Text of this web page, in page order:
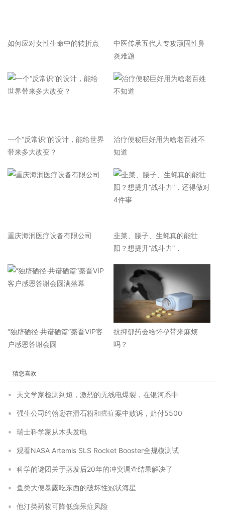
如何应对女性生命中的转折点
中医传承五代人专攻顽固性鼻
炎难题
一个“反常识”的设计，能给世界
带来多大改变？
治疗便秘巨好用为啥老百姓不
知道
重庆海润医疗设备有限公司
韭菜、腰子、生蚝真的能壮
阳？想提升“战斗力”，
“独辟硒径·共谱硒篇”秦晋VIP客
户感恩答谢会圆
抗抑郁药会给怀孕带来麻烦
吗？
猜您喜欢
天文学家检测到短，激烈的无线电爆裂，在银河系中
强生公司约翰逊在滑石粉和癌症案中败诉，赔付5500
瑞士科学家从木头发电
观看NASA Artemis SLS Rocket Booster全规模测试
科学的谜团关于蒸发后20年的冲突调查结果解决了
鱼类大便暴露吃东西的破坏性冠状海星
他汀类药物可降低痴呆症风险